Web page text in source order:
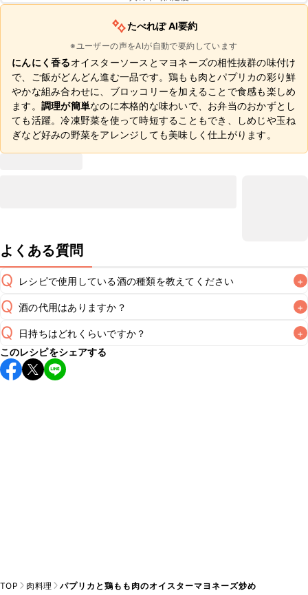
たべれぽ AI要約
※ユーザーの声をAIが自動で要約しています
にんにく香るオイスターソースとマヨネーズの相性抜群の味付け
で、ご飯がどんどん進む一品です。鶏もも肉とパプリカの彩り鮮
やかな組み合わせに、ブロッコリーを加えることで食感も楽しめ
ます。 調理が簡単なのに本格的な味わいで、お弁当のおかずとし
ても活躍。冷凍野菜を使って時短することもでき、しめじや玉ね
ぎなど好みの野菜をアレンジしても美味しく仕上がります。
よくある質問
Q レシピで使用している酒の種類を教えてください +
A
Q 酒の代用はありますか？ +
A
Q 日持ちはどれくらいですか？ +
保存期間は冷蔵で翌日中が目安です。なるべくお早めにお召
し上がりください。
このレシピをシェアする
TOP 肉料理 パプリカと鶏もも肉のオイスターマヨネーズ炒め